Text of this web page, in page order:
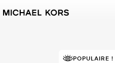
POPULAIRE !